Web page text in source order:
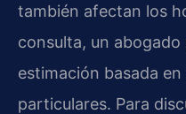
también afectan los
consulta, un
estimación basada
particulares. Para